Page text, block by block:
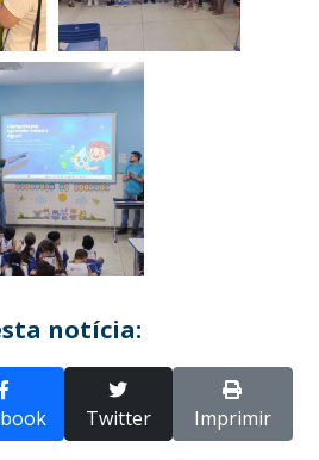
notícia:
Twitter Imprimir